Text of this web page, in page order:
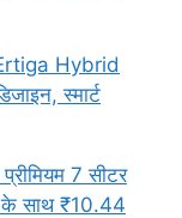
Hybrid
स्मार्ट
7 सीटर
के साथ ₹10.44